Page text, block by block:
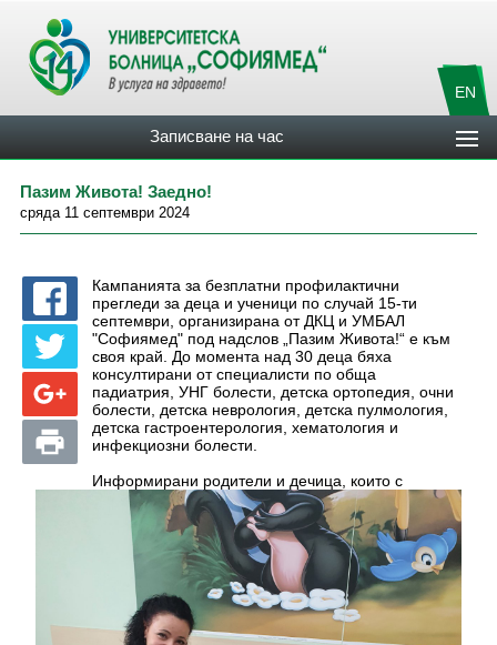
EN
Записване на час
Пазим Живота! Заедно!
сряда 11 септември 2024
Кампанията за безплатни профилактични
прегледи за деца и ученици по случай 15-ти
септември, организирана от ДКЦ и УМБАЛ
"Софиямед" под надслов „Пазим Живота!“ е към
своя край. До момента над 30 деца бяха
консултирани от специалисти по обща
падиатрия, УНГ болести, детска ортопедия, очни
болести, детска неврология, детска пулмология,
детска гастроентерология, хематология и
инфекциозни болести.
Информирани родители и дечица, които с